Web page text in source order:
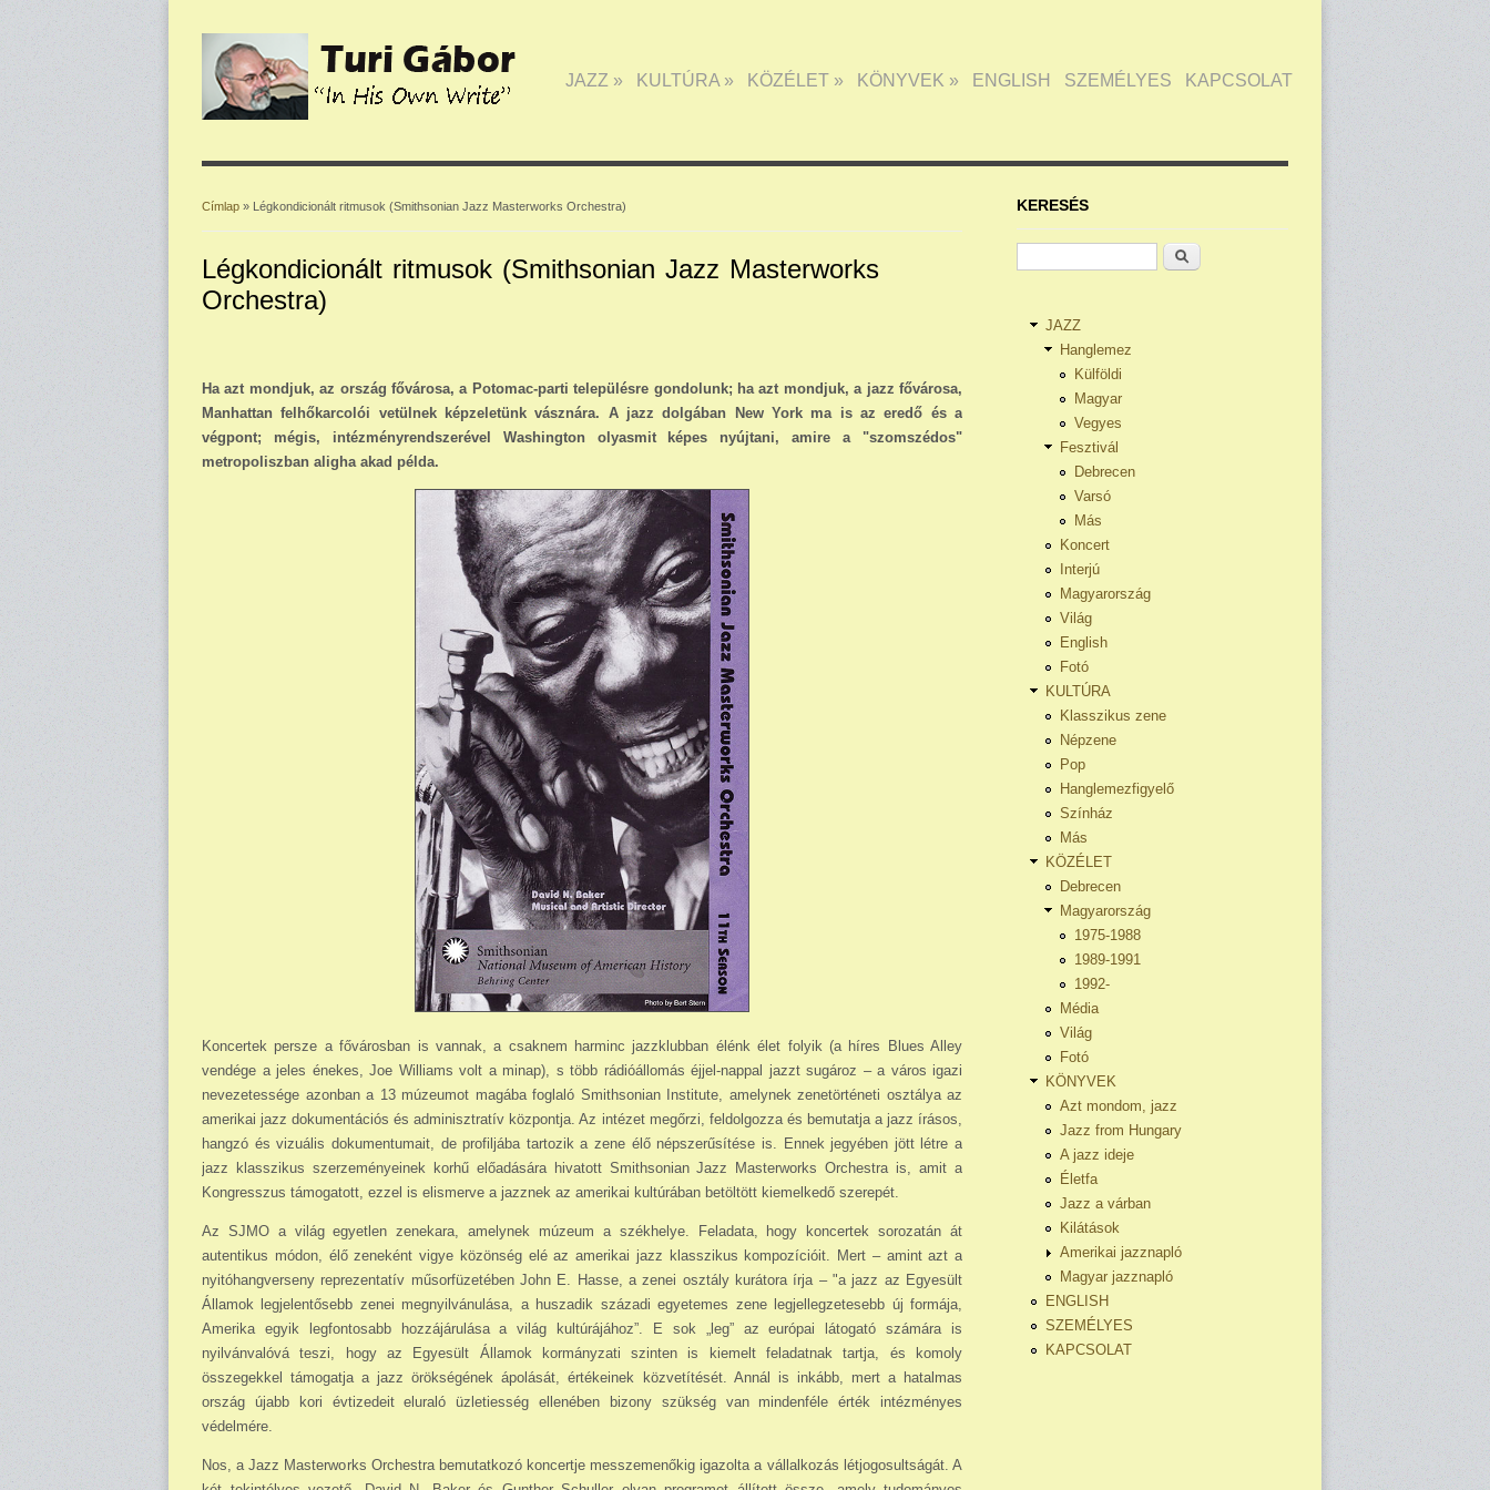
JAZZ » KULTÚRA » KÖZÉLET » KÖNYVEK » ENGLISH SZEMÉLYES KAPCSOLAT
Címlap » Légkondicionált ritmusok (Smithsonian Jazz Masterworks Orchestra)
Légkondicionált ritmusok (Smithsonian Jazz Masterworks
Orchestra)
Ha azt mondjuk, az ország fővárosa, a Potomac-parti településre gondolunk; ha azt mondjuk, a jazz fővárosa,
Manhattan felhőkarcolói vetülnek képzeletünk vásznára. A jazz dolgában New York ma is az eredő és a
végpont; mégis, intézményrendszerével Washington olyasmit képes nyújtani, amire a "szomszédos"
metropoliszban aligha akad példa.
Koncertek persze a fővárosban is vannak, a csaknem harminc jazzklubban élénk élet fo­lyik (a híres Blues Alley
vendége a jeles énekes, Joe Williams volt a minap), s több rá­dió­ál­lomás éjjel-nappal jazzt sugároz – a város igazi
nevezetessége azonban a 13 múzeumot ma­gába foglaló Smithsonian Institute, amelynek zenetörténeti osztálya az
amerikai jazz doku­mentációs és adminisztratív központja. Az intézet megőrzi, feldolgozza és bemutatja a jazz írásos,
hangzó és vizuális dokumentumait, de profiljába tartozik a zene élő népszerűsítése is. Ennek jegyében jött létre a
jazz klasszikus szerzeményeinek korhű előadására hivatott Smith­sonian Jazz Masterworks Orchestra is, amit a
Kongresszus támogatott, ezzel is el­is­mer­ve a jazznek az amerikai kultúrában betöltött kiemelkedő szerepét.
Az SJMO a világ egyetlen zenekara, amelynek múzeum a székhelye. Feladata, hogy kon­certek sorozatán át
autentikus módon, élő zeneként vigye közönség elé az amerikai jazz klasszikus kompozícióit. Mert – amint azt a
nyitóhangverseny reprezentatív műsorfüzetében John E. Hasse, a zenei osztály kurátora írja – "a jazz az Egyesült
Államok legjelentősebb ze­nei megnyilvánulása, a huszadik századi egyetemes zene legjellegzetesebb új formája,
Ame­rika egyik legfontosabb hozzájárulása a világ kultúrájához”. E sok „leg” az európai látogató számára is
nyilvánvalóvá teszi, hogy az Egyesült Államok kormányzati szinten is kiemelt feladatnak tartja, és komoly
összegekkel támogatja a jazz örökségének ápolását, értékeinek közvetítését. Annál is inkább, mert a hatalmas
ország újabb kori évtizedeit eluraló üzletiesség ellenében bizony szükség van mindenféle érték intézményes
védelmére.
Nos, a Jazz Masterworks Orchestra bemutatkozó koncertje messzemenőkig igazolta a vállalkozás létjogosultságát. A
KERESÉS
Keresés
JAZZ
Hanglemez
Külföldi
Magyar
Vegyes
Fesztivál
Debrecen
Varsó
Más
Koncert
Interjú
Magyarország
Világ
English
Fotó
KULTÚRA
Klasszikus zene
Népzene
Pop
Hanglemezfigyelő
Színház
Más
KÖZÉLET
Debrecen
Magyarország
1975-1988
1989-1991
1992-
Média
Világ
Fotó
KÖNYVEK
Azt mondom, jazz
Jazz from Hungary
A jazz ideje
Életfa
Jazz a várban
Kilátások
Amerikai jazznapló
Magyar jazznapló
ENGLISH
SZEMÉLYES
KAPCSOLAT